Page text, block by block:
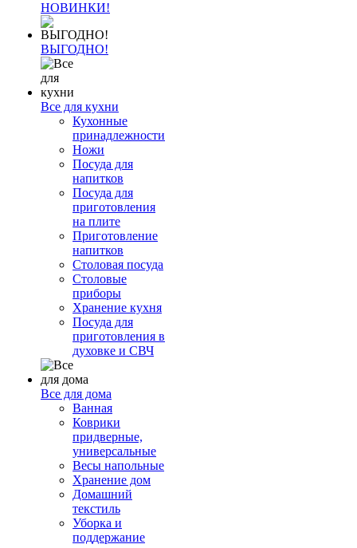
НОВИНКИ!
ВЫГОДНО!
Все для кухни
Кухонные
принадлежности
Ножи
Посуда для
напитков
Посуда для
приготовления
на плите
Приготовление
напитков
Столовая посуда
Столовые
приборы
Хранение кухня
Посуда для
приготовления в
духовке и СВЧ
Все для дома
Ванная
Коврики
придверные,
универсальные
Весы напольные
Хранение дом
Домашний
текстиль
Уборка и
поддержание